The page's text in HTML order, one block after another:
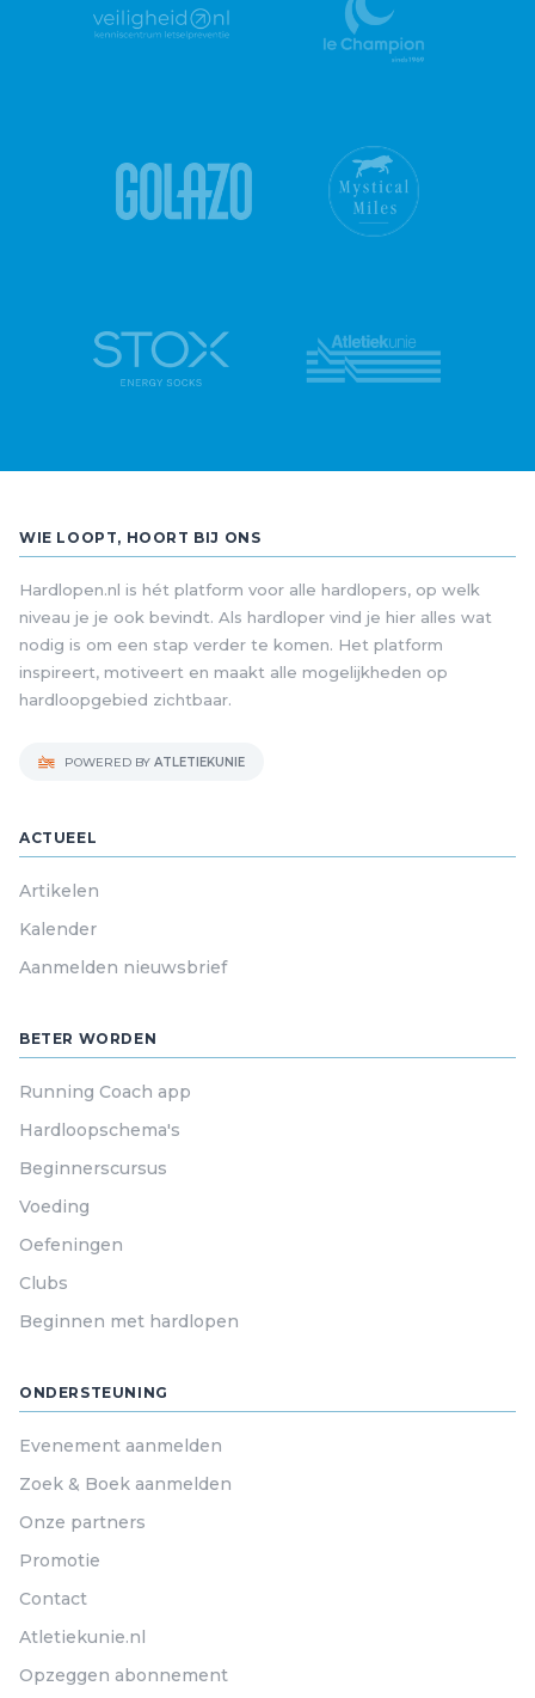
WIE LOOPT, HOORT BIJ ONS
Hardlopen.nl is hét platform voor alle hardlopers, op welk
niveau je je ook bevindt. Als hardloper vind je hier alles wat
nodig is om een stap verder te komen. Het platform
inspireert, motiveert en maakt alle mogelijkheden op
hardloopgebied zichtbaar.
POWERED BY ATLETIEKUNIE
ACTUEEL
Artikelen
Kalender
Aanmelden nieuwsbrief
BETER WORDEN
Running Coach app
Hardloopschema's
Beginnerscursus
Voeding
Oefeningen
Clubs
Beginnen met hardlopen
ONDERSTEUNING
Evenement aanmelden
Zoek & Boek aanmelden
Onze partners
Promotie
Contact
Atletiekunie.nl
Opzeggen abonnement